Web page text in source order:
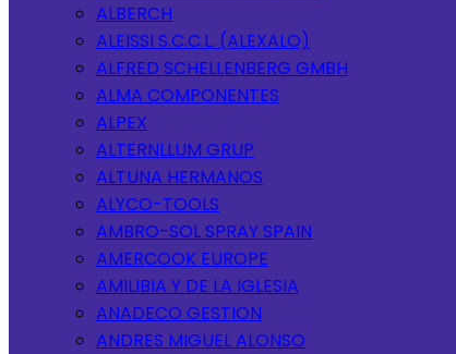
ALBERCH
ALEISSI S.C.C.L. (ALEXALO)
ALFRED SCHELLENBERG GMBH
ALMA COMPONENTES
ALPEX
ALTERNLLUM GRUP
ALTUNA HERMANOS
ALYCO-TOOLS
AMBRO-SOL SPRAY SPAIN
AMERCOOK EUROPE
AMILIBIA Y DE LA IGLESIA
ANADECO GESTION
ANDRES MIGUEL ALONSO